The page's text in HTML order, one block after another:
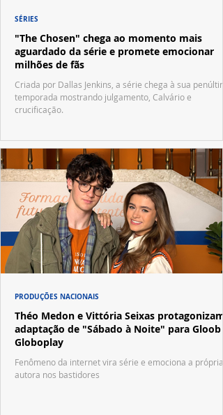
"The Chosen" chega ao momento mais
aguardado da série e promete emocionar
milhões de fãs
Criada por Dallas Jenkins, a série chega à sua
temporada mostrando julgamento, Calvário e
crucificação.
SÉRIES
Théo Medon e Vittória Seixas protagonizam
adaptação de "Sábado à Noite" para Gloob e
Globoplay
Fenômeno da internet vira série e emociona a própria
autora nos bastidores
PRODUÇÕES NACIONAIS